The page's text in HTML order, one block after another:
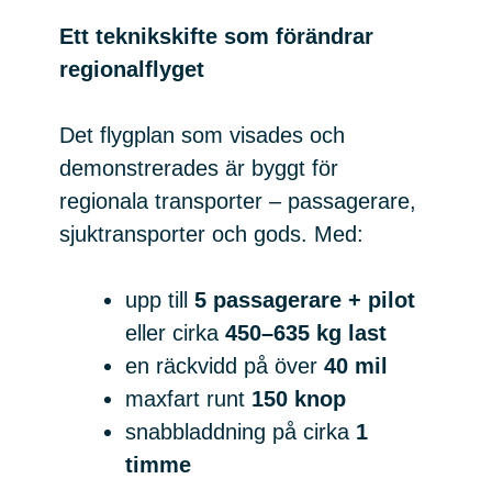
Ett teknikskifte som förändrar
regionalflyget
Det flygplan som visades och
demonstrerades är byggt för
regionala transporter – passagerare,
sjuktransporter och gods. Med:
upp till 5 passagerare + pilot
eller cirka 450–635 kg last
en räckvidd på över 40 mil
maxfart runt 150 knop
snabbladdning på cirka 1
timme